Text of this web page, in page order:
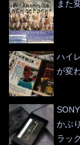
また
ハイ
が変
かぶ
ラッ